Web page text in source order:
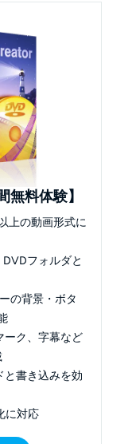
無料体験】
上の動画形式に
フォルダと
の背景・ボタ
ーク、字幕など
と書き込みを効
に対応